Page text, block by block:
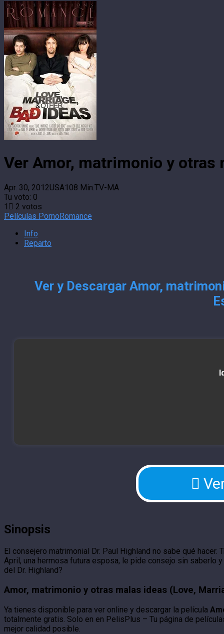
Ver Amor, matrimonio y otras
Apr. 30, 2012USA108 Min.TV-MA
Tu voto: 0
1
2 votos
Películas PornoRomance
Info
Reparto
Ver y Descargar Amor,
Sinopsis
El consejero matrimonial Dr. Paul Highland no sabe qué
April, una hermosa futura esposa, le pide consejo sin saberlo
del Dr. Highland?
Amor, matrimonio y otras malas ideas (Love,
Ya tienes disponible para ver online y descargar la película
totalmente gratis. Solo en en PelisPlus – Tu página de
mejor calidad posible.